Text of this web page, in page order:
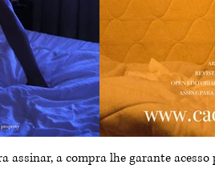
assinar, a compra lhe garante